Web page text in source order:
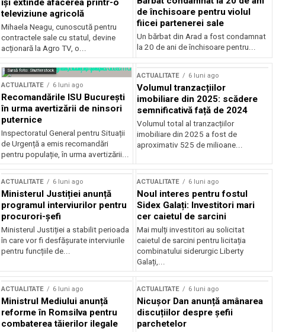
își extinde afacerea printr-o
televiziune agricolă
Mihaela Neagu, cunoscută pentru
contractele sale cu statul, devine
acționară la Agro TV, o...
de închisoare pentru violul
fiicei partenerei sale
Un bărbat din Arad a fost condamnat
la 20 de ani de închisoare pentru...
Sursă foto: Shutterstock
ACTUALITATE 6 luni ago
Recomandările ISU București
în urma avertizării de ninsori
puternice
Inspectoratul General pentru Situații
de Urgență a emis recomandări
pentru populație, în urma avertizării...
ACTUALITATE 6 luni ago
Volumul tranzacțiilor
imobiliare din 2025: scădere
semnificativă față de 2024
Volumul total al tranzacțiilor
imobiliare din 2025 a fost de
aproximativ 525 de milioane...
ACTUALITATE 6 luni ago
Ministerul Justiției anunță
programul interviurilor pentru
procurori-șefi
Ministerul Justiției a stabilit perioada
în care vor fi desfășurate interviurile
pentru funcțiile de...
ACTUALITATE 6 luni ago
Noul interes pentru fostul
Sidex Galați: Investitori mari
cer caietul de sarcini
Mai mulți investitori au solicitat
caietul de sarcini pentru licitația
combinatului siderurgic Liberty
Galați,...
ACTUALITATE 6 luni ago
Ministrul Mediului anunță
reforme în Romsilva pentru
combaterea tăierilor ilegale
ACTUALITATE 6 luni ago
Nicușor Dan anunță amânarea
discuțiilor despre șefii
parchetelor